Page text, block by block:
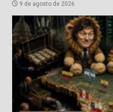
9 de agosto de 2026